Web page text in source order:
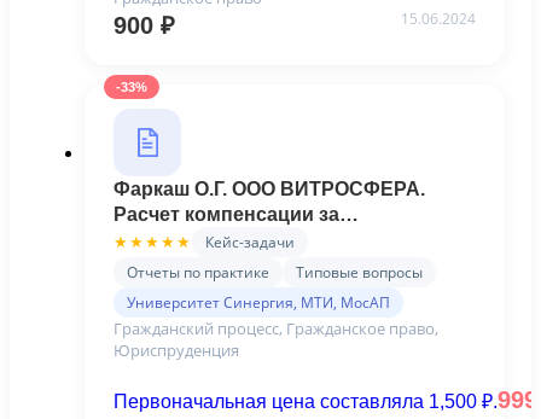
коммерческой компании «Ойл-
Сервис» ..." ОТЧЕТ+ПРЕЗЕНТАЦИЯ
900 ₽ 15.06.2024
-33%
Фаркаш О.Г. ООО ВИТРОСФЕРА.
Расчет компенсации за
вынужденный прогул - Готовая
практика (Синергия)
★★★★★
Кейс-задачи
Отчеты по практике
Типовые вопросы
Университет Синергия, МТИ, МосАП
Гражданский процесс, Гражданское право,
Юриспруденция
Первоначальная цена составляла 1,500 ₽.